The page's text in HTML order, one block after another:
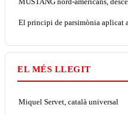
El principi de parsimònia aplicat
EL MÉS LLEGIT
Miquel Servet, català universal